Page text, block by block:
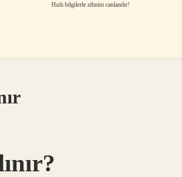
Hızlı bilgilerle zihnini canlandır!